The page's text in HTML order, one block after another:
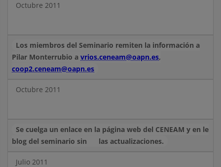
Octubre 2011
Los miembros del Seminario remiten la información a
Pilar Monterrubio a vrios.ceneam@oapn.es,
coop2.ceneam@oapn.es
Octubre 2011
Se cuelga un enlace en la página web del CENEAM y en le
blog del seminario sin
las actualizaciones.
Julio 2011